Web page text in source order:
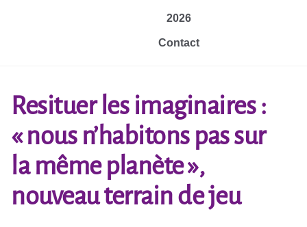
2026
Contact
Resituer les imaginaires :
« nous n’habitons pas sur
la même planète »,
nouveau terrain de jeu